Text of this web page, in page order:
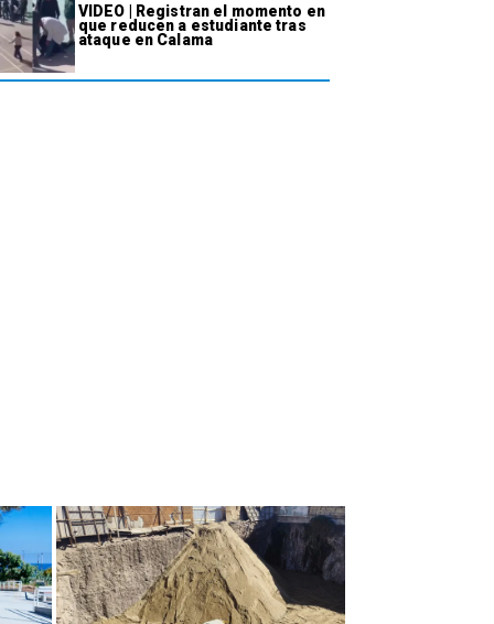
VIDEO | Registran el momento en
que reducen a estudiante tras
ataque en Calama